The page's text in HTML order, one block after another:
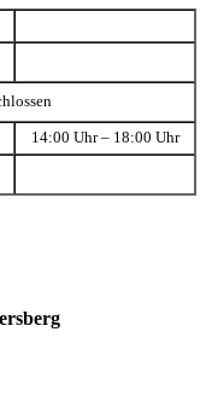
14:00 Uhr – 18:00 Uhr